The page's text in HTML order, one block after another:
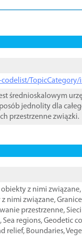
TopicCategory/
średnioskalowym
jednolity dla
przestrzenne związki.
obiekty z nimi związane,
nimi związane,Granice
przestrzenne,
, Sea regions,Geodetic
relief, Boundaries,